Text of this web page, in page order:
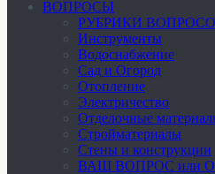
ВОПРОСЫ
РУБРИКИ
Инструменты
Водоснабжение
Сад и Огород
Отопление
Электричество
Отделочные
Стройматериалы
Стены и конструкции
ВАШ ВОПРОС или